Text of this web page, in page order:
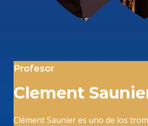
Profesor
Clement
Clément Saunier es uno de los